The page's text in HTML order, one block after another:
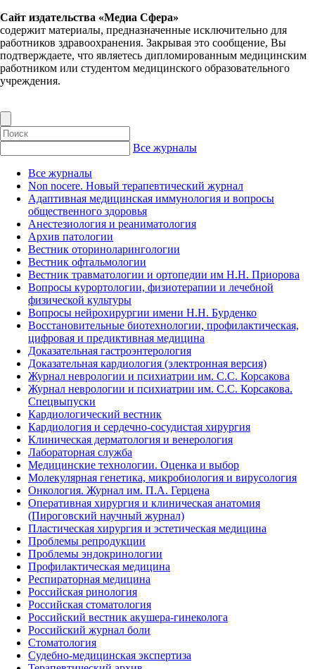
Сайт издательства «Медиа Сфера»
содержит материалы, предназначенные исключительно для
работников здравоохранения. Закрывая это сообщение, Вы
подтверждаете, что являетесь дипломированным медицинским
работником или студентом медицинского образовательного
учреждения.
Все журналы
Все журналы
Non nocere. Новый терапевтический журнал
Адаптивная медицинская иммунология и вопросы
общественного здоровья
Анестезиология и реаниматология
Архив патологии
Вестник оториноларингологии
Вестник офтальмологии
Вестник травматологии и ортопедии им Н.Н. Приорова
Вопросы курортологии, физиотерапии и лечебной
физической культуры
Вопросы нейрохирургии имени Н.Н. Бурденко
Восстановительные биотехнологии, профилактическая,
цифровая и предиктивная медицина
Доказательная гастроэнтерология
Доказательная кардиология (электронная версия)
Журнал неврологии и психиатрии им. С.С. Корсакова
Журнал неврологии и психиатрии им. С.С. Корсакова.
Спецвыпуски
Кардиологический вестник
Кардиология и сердечно-сосудистая хирургия
Клиническая дерматология и венерология
Лабораторная служба
Медицинские технологии. Оценка и выбор
Молекулярная генетика, микробиология и вирусология
Онкология. Журнал им. П.А. Герцена
Оперативная хирургия и клиническая анатомия
(Пироговский научный журнал)
Пластическая хирургия и эстетическая медицина
Проблемы репродукции
Проблемы эндокринологии
Профилактическая медицина
Респираторная медицина
Российская ринология
Российская стоматология
Российский вестник акушера-гинеколога
Российский журнал боли
Стоматология
Судебно-медицинская экспертиза